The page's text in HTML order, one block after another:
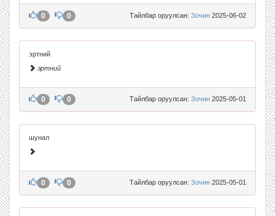
Тайлбар оруулсан: Зочин 2025-06-02
0 0
эртний
эртний
Тайлбар оруулсан: Зочин 2025-05-01
0 0
шунал
Тайлбар оруулсан: Зочин 2025-05-01
0 0